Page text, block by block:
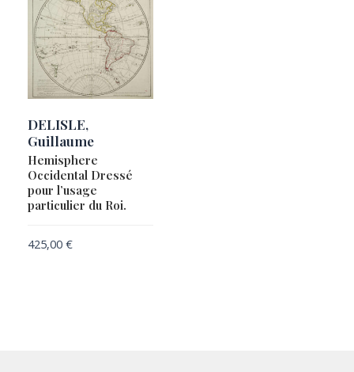
DELISLE,
Guillaume
Hemisphere
Occidental Dressé
pour l’usage
particulier du Roi.
425,00 €